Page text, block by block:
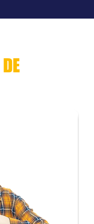
DE